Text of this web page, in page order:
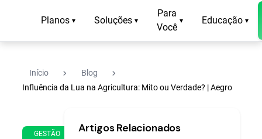
Planos ▾ Soluções ▾
Para
Você
▾ Educação ▾
Início navigate_next Blog navigate_next
Influência da Lua na Agricultura: Mito ou Verdade? | Aegro
GESTÃO
de
min
Artigos Relacionados